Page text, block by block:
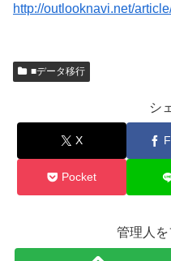
http://outlooknavi.net/
■データ移行
シ
X
Pocket
管理人